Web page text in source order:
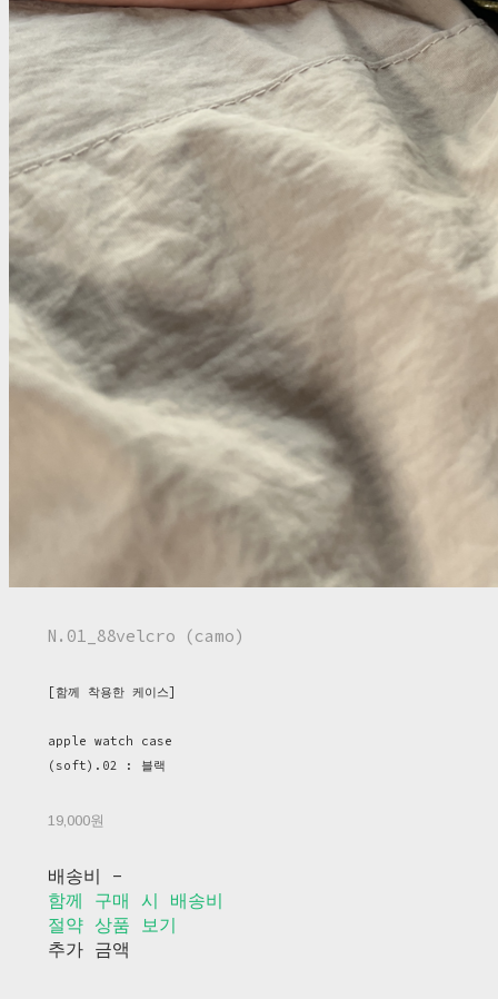
N.01_88velcro (camo)
[함께 착용한 케이스]
apple watch case
(soft).02 : 블랙
19,000원
배송비 -
함께 구매 시 배송비
절약 상품 보기
추가 금액